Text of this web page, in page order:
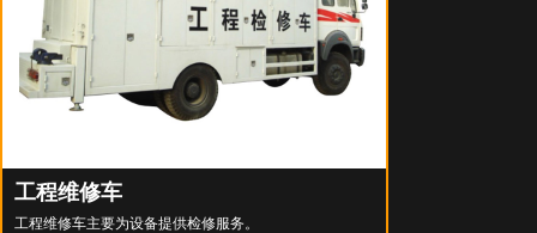
工程维修车
工程维修车主要为设备提供检修服务。